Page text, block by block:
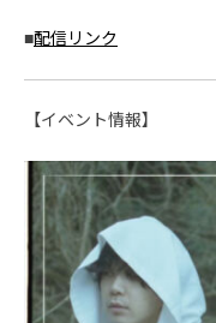
■配信リンク
【イベント情報】